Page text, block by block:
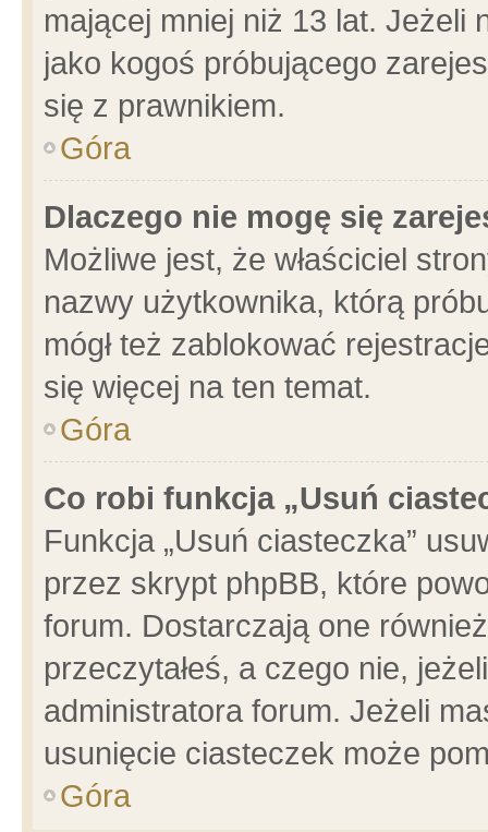
mającej mniej niż 13 lat. Jeżeli
jako kogoś próbującego
się z prawnikiem.
Góra
Dlaczego nie mogę się
Możliwe jest, że właściciel
nazwy użytkownika, którą
mógł też zablokować
się więcej na ten temat.
Góra
Co robi funkcja „Usuń
Funkcja „Usuń ciasteczka”
przez skrypt phpBB, które
forum. Dostarczają one
przeczytałeś, a czego nie,
administratora forum. Jeżeli
usunięcie ciasteczek może
Góra